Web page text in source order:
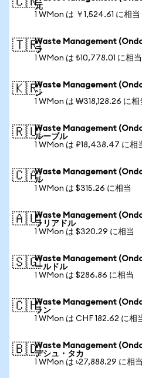
元
1 WMon は ￥1,524.61 に相当
🇹🇷Waste Management
ラ
1 WMon は ₺10,778.01 に相当
🇰🇷Waste Management
ン
1 WMon は ₩318,128.26 に相
🇷🇺Waste Management (Ondo
ルーブル
1 WMon は ₽18,438.47 に相
🇨🇦Waste Management
ル
1 WMon は $315.26 に相当
🇦🇺Waste Management
ラリアドル
1 WMon は $320.29 に相当
🇸🇬Waste Management
ールドル
1 WMon は $286.86 に相当
🇨🇭Waste Management
ラン
1 WMon は CHF 182.62 に相
🇧🇩Waste Management
デシュ・タカ
1 WMon は ৳27,888.29 に相当